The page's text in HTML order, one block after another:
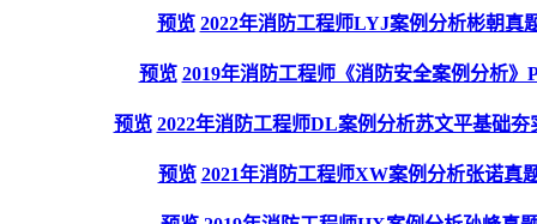
预览 2022年消防工程师LYJ案例分析彬朝真
预览 2019年消防工程师《消防安全案例分析》
预览 2022年消防工程师DL案例分析苏文平基础夯
预览 2021年消防工程师XW案例分析张诺真